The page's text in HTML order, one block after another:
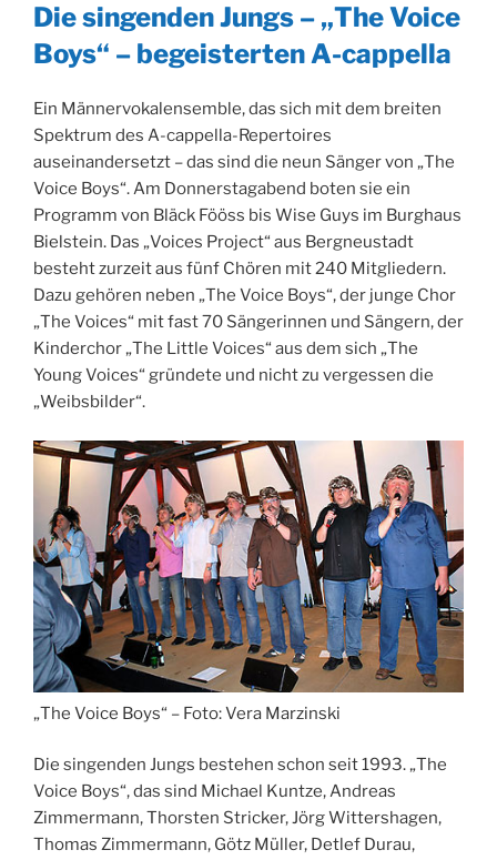
Die singenden Jungs – „The Voice
Boys“ – begeisterten A-cappella
Ein Männervokalensemble, das sich mit dem breiten
Spektrum des A-cappella-Repertoires
auseinandersetzt – das sind die neun Sänger von „The
Voice Boys“. Am Donnerstagabend boten sie ein
Programm von Bläck Fööss bis Wise Guys im Burghaus
Bielstein. Das „Voices Project“ aus Bergneustadt
besteht zurzeit aus fünf Chören mit 240 Mitgliedern.
Dazu gehören neben „The Voice Boys“, der junge Chor
„The Voices“ mit fast 70 Sängerinnen und Sängern, der
Kinderchor „The Little Voices“ aus dem sich „The
Young Voices“ gründete und nicht zu vergessen die
„Weibsbilder“.
„The Voice Boys“ – Foto: Vera Marzinski
Die singenden Jungs bestehen schon seit 1993. „The
Voice Boys“, das sind Michael Kuntze, Andreas
Zimmermann, Thorsten Stricker, Jörg Wittershagen,
Thomas Zimmermann, Götz Müller, Detlef Durau,